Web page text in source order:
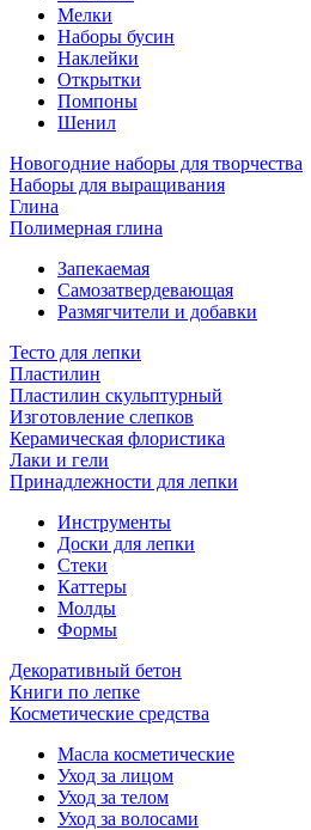
Мелки
Наборы бусин
Наклейки
Открытки
Помпоны
Шенил
Новогодние наборы для творчества
Наборы для выращивания
Глина
Полимерная глина
Запекаемая
Самозатвердевающая
Размягчители и добавки
Тесто для лепки
Пластилин
Пластилин скульптурный
Изготовление слепков
Керамическая флористика
Лаки и гели
Принадлежности для лепки
Инструменты
Доски для лепки
Стеки
Каттеры
Молды
Формы
Декоративный бетон
Книги по лепке
Косметические средства
Масла косметические
Уход за лицом
Уход за телом
Уход за волосами